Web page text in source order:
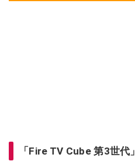
「Fire TV Cube 第3世代」